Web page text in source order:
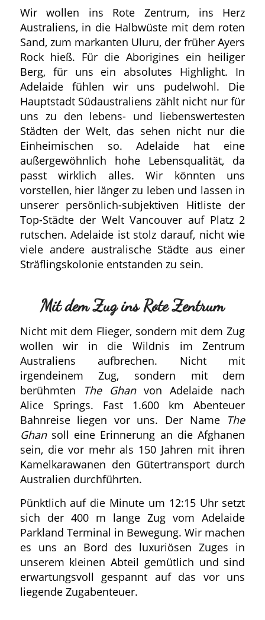
Wir wollen ins Rote Zentrum, ins Herz
Australiens, in die Halbwüste mit dem roten
Sand, zum markanten Uluru, der früher Ayers
Rock hieß. Für die Aborigines ein heiliger
Berg, für uns ein absolutes Highlight. In
Adelaide fühlen wir uns pudelwohl. Die
Hauptstadt Südaustraliens zählt nicht nur für
uns zu den lebens- und liebenswertesten
Städten der Welt, das sehen nicht nur die
Einheimischen so. Adelaide hat eine
außergewöhnlich hohe Lebensqualität, da
passt wirklich alles. Wir könnten uns
vorstellen, hier länger zu leben und lassen in
unserer persönlich-subjektiven Hitliste der
Top-Städte der Welt Vancouver auf Platz 2
rutschen. Adelaide ist stolz darauf, nicht wie
viele andere australische Städte aus einer
Sträflingskolonie entstanden zu sein.
Mit dem Zug ins Rote Zentrum
Nicht mit dem Flieger, sondern mit dem Zug
wollen wir in die Wildnis im Zentrum
Australiens aufbrechen. Nicht mit
irgendeinem Zug, sondern mit dem
berühmten
The Ghanvon Adelaide nach
Alice Springs. Fast 1.600 km Abenteuer
Bahnreise liegen vor uns. Der Name The
Ghansoll eine Erinnerung an die Afghanen
sein, die vor mehr als 150 Jahren mit ihren
Kamelkarawanen den Gütertransport durch
Australien durchführten.
Pünktlich auf die Minute um 12:15 Uhr setzt
sich der 400 m lange Zug vom Adelaide
Parkland Terminal in Bewegung. Wir machen
es uns an Bord des luxuriösen Zuges in
unserem kleinen Abteil gemütlich und sind
erwartungsvoll gespannt auf das vor uns
liegende Zugabenteuer.